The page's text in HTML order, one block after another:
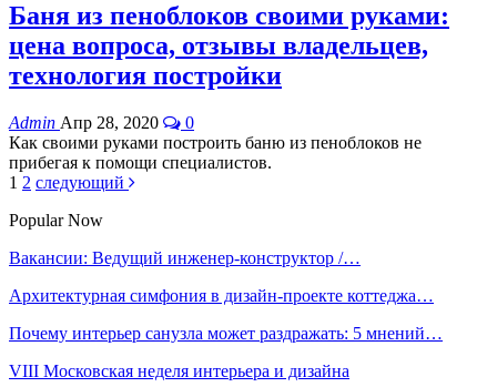
Баня из пеноблоков своими руками:
цена вопроса, отзывы владельцев,
технология постройки
Admin Апр 28, 2020
0
Как своими руками построить баню из пеноблоков не
прибегая к помощи специалистов.
1 2 следующий
Popular Now
Вакансии: Ведущий инженер-конструктор /…
Архитектурная симфония в дизайн-проекте коттеджа…
Почему интерьер санузла может раздражать: 5 мнений…
VIII Московская неделя интерьера и дизайна